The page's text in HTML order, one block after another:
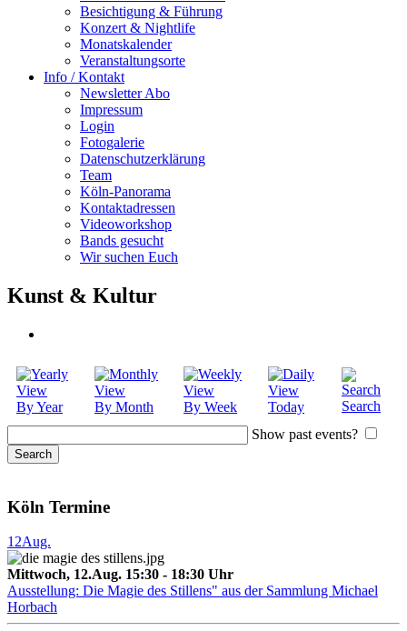
Besichtigung & Führung
Konzert & Nightlife
Monatskalender
Veranstaltungsorte
Info / Kontakt
Newsletter Abo
Impressum
Login
Fotogalerie
Datenschutzerklärung
Team
Köln-Panorama
Kontaktadressen
Videoworkshop
Bands gesucht
Wir suchen Euch
Kunst & Kultur
By Year By Month By Week Today
Search
Show past events?
Köln Termine
12Aug.
Mittwoch, 12.Aug. 15:30 - 18:30 Uhr
Ausstellung: Die Magie des Stillens" aus der Sammlung Michael
Horbach